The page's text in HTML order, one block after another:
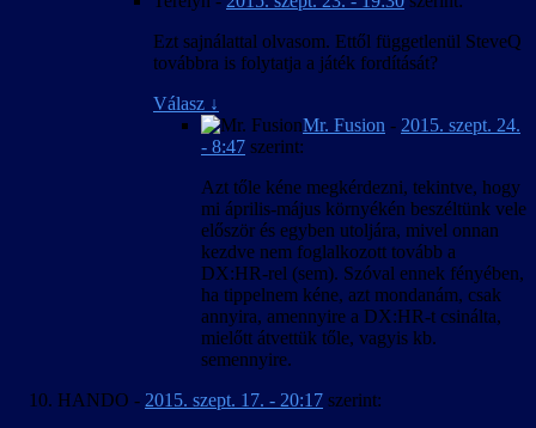
Ezt sajnálattal olvasom. Ettől függetlenül SteveQ
továbbra is folytatja a játék fordítását?
Válasz ↓
Mr. Fusion - 2015. szept. 24.
- 8:47 szerint:
Azt tőle kéne megkérdezni, tekintve, hogy
mi április-május környékén beszéltünk vele
először és egyben utoljára, mivel onnan
kezdve nem foglalkozott tovább a
DX:HR-rel (sem). Szóval ennek fényében,
ha tippelnem kéne, azt mondanám, csak
annyira, amennyire a DX:HR-t csinálta,
mielőtt átvettük tőle, vagyis kb.
semennyire.
HANDO - 2015. szept. 17. - 20:17 szerint: